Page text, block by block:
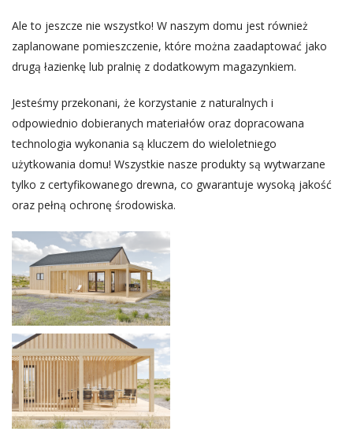
Ale to jeszcze nie wszystko! W naszym domu jest również
zaplanowane pomieszczenie, które można zaadaptować jako
drugą łazienkę lub pralnię z dodatkowym magazynkiem.
Jesteśmy przekonani, że korzystanie z naturalnych i
odpowiednio dobieranych materiałów oraz dopracowana
technologia wykonania są kluczem do wieloletniego
użytkowania domu! Wszystkie nasze produkty są wytwarzane
tylko z certyfikowanego drewna, co gwarantuje wysoką jakość
oraz pełną ochronę środowiska.